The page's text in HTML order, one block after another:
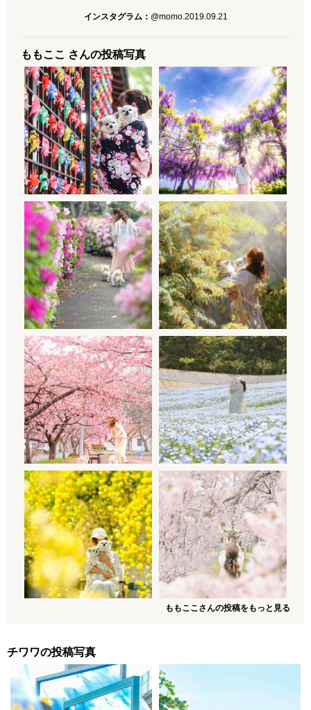
インスタグラム： @momo.2019.09.21
ももここ さんの投稿写真
ももここさんの投稿をもっと見る
チワワの投稿写真